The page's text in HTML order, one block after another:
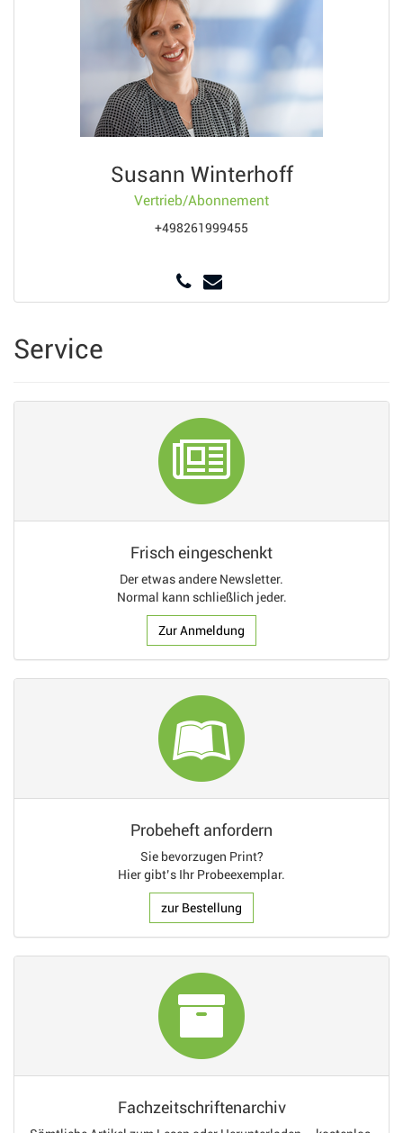
Susann Winterhoff
Vertrieb/Abonnement
+498261999455
Service
Frisch eingeschenkt
Der etwas andere Newsletter.
Normal kann schließlich jeder.
Zur Anmeldung
Probeheft anfordern
Sie bevorzugen Print?
Hier gibt’s Ihr Probeexemplar.
zur Bestellung
Fachzeitschriftenarchiv